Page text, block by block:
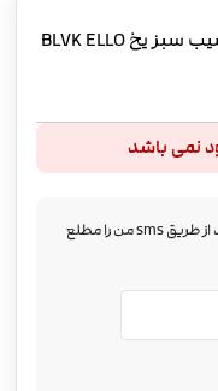
پاد یکبارمصرف سیب سبز یخ BLVK ELLO
نمی باشد
هر بار این کالا موجود شد از طریق sms من را مطلع